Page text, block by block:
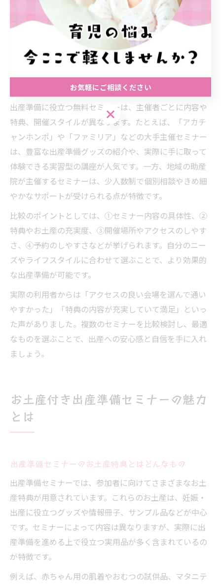
「割引クーポンで必要な育児用品をお得にそろえられ
た」という利用者の声も多く、特典は出産準備をサポー
トする大きな味方です。特典活用を意識して参加するこ
とで、より満足度の高いセミナー体験が得られます。
出産準備におすすめの無料セミナー徹底比較
出産準備に役立つ無料セミナーは、主催者ごとに内容や
特典、開催スタイルが異なります。たとえば、「アカチ
ャンホンポ」や「ファミリア」などの大手主催セミナー
は、豊富な出産準備グッズの紹介や、実際に手に取って
体験できる実習型の講座が人気です。一方、地域の助産
院が主催するセミナーは、少人数制で個別相談やきめ細
やかなサポートが受けられる点が特徴です。
比較のポイントとしては、①セミナー内容の具体性、②
特典やお土産の充実度、③開催場所やアクセスのしやす
さ、④予約のしやすさなどが挙げられます。自分のニー
ズやライフスタイルに合わせて選ぶことで、より効果的
な出産準備が可能です。
実際の利用者からは「アクセスの良い会場を選んで通い
やすかった」「特典の内容が充実していて満足」といっ
た声がありました。複数のセミナーを比較検討し、最適
なものを選ぶことで、出産への安心感と自信を手に入れ
ましょう。
お土産付き出産準備セミナーの魅力
とは
出産準備セミナーのお土産特典とはどんなもの
出産準備セミナーでは、参加者に向けてさまざまなお土
産特典が用意されています。これらのお土産は、妊娠・
出産に役立つグッズや情報冊子、サンプル品などが中心
です。セミナーによって内容は異なりますが、実際に出
産準備を進める上で役立つ実用品が多く含まれているの
が特徴です。
例えば、赤ちゃん用の肌着やおむつの試供品、マタニテ
お気軽にご相談ください
お気軽にご相談ください